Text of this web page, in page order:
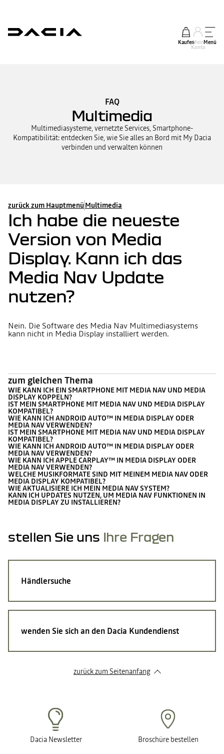
KaufenMein
Konto
Menü
FAQ
Multimedia
Multimediasysteme, vernetzte Services, Smartphone-
Kompatibilität: entdecken Sie, wie Sie alles an Bord mit My Dacia
verbinden und verwalten können
zurück zum Hauptmenü Multimedia
Ich habe die neueste
Version von Media
Display. Kann ich das
Media Nav Update
nutzen?
Nein. Die Software des Media Nav Multimediasystems
kann nicht in Media Display installiert werden.
zum gleichen Thema
WIE KANN ICH EIN SMARTPHONE MIT MEDIA NAV UND MEDIA
DISPLAY KOPPELN?
IST MEIN SMARTPHONE MIT MEDIA NAV UND MEDIA DISPLAY
KOMPATIBEL?
WIE KANN ICH ANDROID AUTO™ IN MEDIA DISPLAY ODER
MEDIA NAV VERWENDEN?
IST MEIN SMARTPHONE MIT MEDIA NAV UND MEDIA DISPLAY
KOMPATIBEL?
WIE KANN ICH ANDROID AUTO™ IN MEDIA DISPLAY ODER
MEDIA NAV VERWENDEN?
WIE KANN ICH APPLE CARPLAY™ IN MEDIA DISPLAY ODER
MEDIA NAV VERWENDEN?
WELCHE MUSIKFORMATE SIND MIT MEINEM MEDIA NAV ODER
MEDIA DISPLAY KOMPATIBEL?
WIE AKTUALISIERE ICH MEIN MEDIA NAV SYSTEM?
KANN ICH UPDATES NUTZEN, UM MEDIA NAV FUNKTIONEN IN
MEDIA DISPLAY ZU INSTALLIEREN?
stellen Sie uns Ihre Fragen
Händlersuche
wenden Sie sich an den Dacia Kundendienst
zurück zum Seitenanfang
Dacia Newsletter Broschüre bestellen